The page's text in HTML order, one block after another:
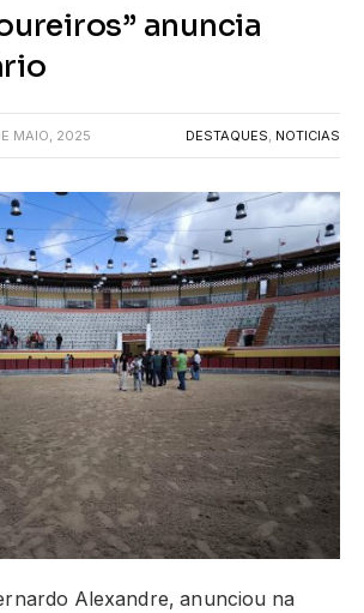
anuncia
MAIO, 2025 DESTAQUES, NOTICIAS
Alexandre, anunciou na